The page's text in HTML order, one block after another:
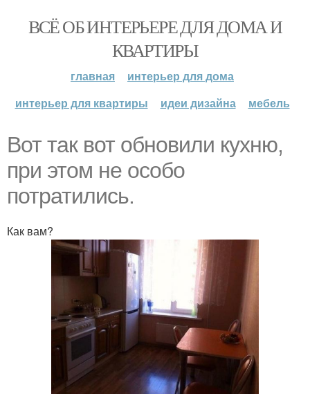
ВСЁ ОБ ИНТЕРЬЕРЕ ДЛЯ ДОМА И
КВАРТИРЫ
главная
интерьер для дома
интерьер для квартиры
идеи дизайна мебель
Вот так вот обновили кухню,
при этом не особо
потратились.
Как вам?